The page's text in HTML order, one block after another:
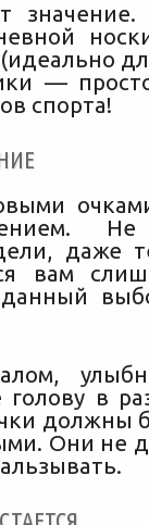
значение.
—
спорта!
Не
даже
вам
в
должны
Они не